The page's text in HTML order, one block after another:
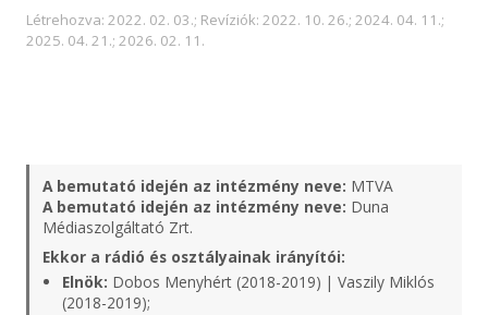
Létrehozva: 2022. 02. 03.; Revíziók: 2022. 10. 26.; 2024. 04. 11.;
2025. 04. 21.; 2026. 02. 11.
A bemutató idején az intézmény neve: MTVA
A bemutató idején az intézmény neve: Duna
Médiaszolgáltató Zrt.
Ekkor a rádió és osztályainak irányítói:
Elnök: Dobos Menyhért (2018-2019) | Vaszily Miklós
(2018-2019);